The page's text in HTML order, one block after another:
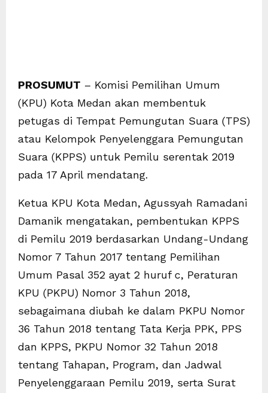
PROSUMUT – Komisi Pemilihan Umum
(KPU) Kota Medan akan membentuk
petugas di Tempat Pemungutan Suara (TPS)
atau Kelompok Penyelenggara Pemungutan
Suara (KPPS) untuk Pemilu serentak 2019
pada 17 April mendatang.
Ketua KPU Kota Medan, Agussyah Ramadani
Damanik mengatakan, pembentukan KPPS
di Pemilu 2019 berdasarkan Undang-Undang
Nomor 7 Tahun 2017 tentang Pemilihan
Umum Pasal 352 ayat 2 huruf c, Peraturan
KPU (PKPU) Nomor 3 Tahun 2018,
sebagaimana diubah ke dalam PKPU Nomor
36 Tahun 2018 tentang Tata Kerja PPK, PPS
dan KPPS, PKPU Nomor 32 Tahun 2018
tentang Tahapan, Program, dan Jadwal
Penyelenggaraan Pemilu 2019, serta Surat